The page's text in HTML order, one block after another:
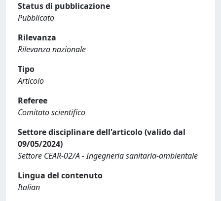
Status di pubblicazione
Pubblicato
Rilevanza
Rilevanza nazionale
Tipo
Articolo
Referee
Comitato scientifico
Settore disciplinare dell'articolo (valido dal
09/05/2024)
Settore CEAR-02/A - Ingegneria sanitaria-ambientale
Lingua del contenuto
Italian